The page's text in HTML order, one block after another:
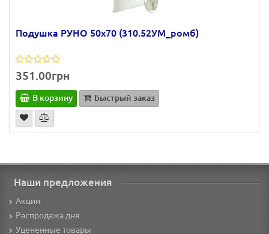
Подушка РУНО 50х70 (310.52УМ_ромб)
351.00грн
В корзину Быстрый заказ
Наши предложения
Акции
Распродажа дня
Уцененные товары